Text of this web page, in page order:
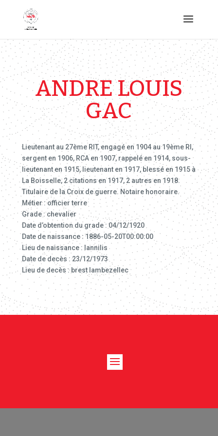
ANDRE LOUIS
GAC
Lieutenant au 27ème RIT, engagé en 1904 au 19ème RI,
sergent en 1906, RCA en 1907, rappelé en 1914, sous-
lieutenant en 1915, lieutenant en 1917, blessé en 1915 à
La Boisselle, 2 citations en 1917, 2 autres en 1918.
Titulaire de la Croix de guerre. Notaire honoraire.
Métier : officier terre
Grade : chevalier
Date d’obtention du grade : 04/12/1920
Date de naissance : 1886-05-20T00:00:00
Lieu de naissance : lannilis
Date de decès : 23/12/1973
Lieu de decès : brest lambezellec